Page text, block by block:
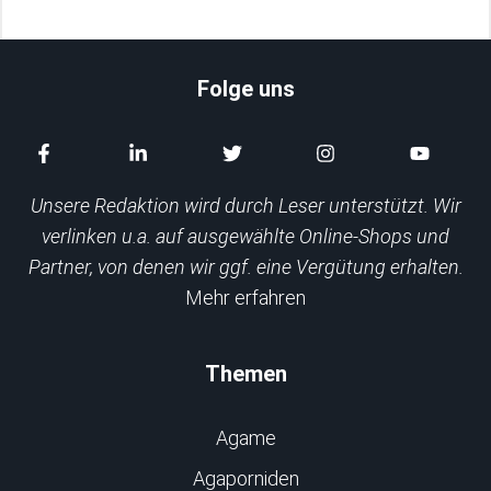
Folge uns
Unsere Redaktion wird durch Leser unterstützt. Wir
verlinken u.a. auf ausgewählte Online-Shops und
Partner, von denen wir ggf. eine Vergütung erhalten.
Mehr erfahren
Themen
Agame
Agaporniden